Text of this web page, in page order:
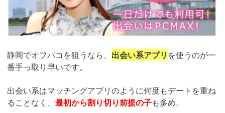
静岡でオフパコを狙うなら、 出会い系アプリ を使うのが一
番手っ取り早いです。
出会い系はマッチングアプリのように何度もデートを重ね
ることなく、 最初から割り切り前提の子も多め。